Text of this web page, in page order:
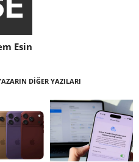
Esin
DİĞER YAZILARI